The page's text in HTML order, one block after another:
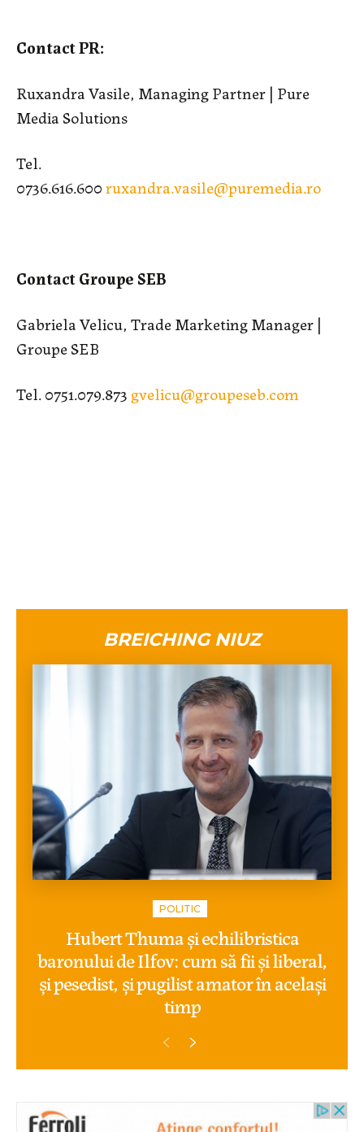
Contact PR:
Ruxandra Vasile, Managing Partner | Pure
Media Solutions
Tel.
0736.616.600ruxandra.vasile@puremedia.ro
Contact Groupe SEB
Gabriela Velicu, Trade Marketing Manager |
Groupe SEB
Tel. 0751.079.873 gvelicu@groupeseb.com
BREICHING NIUZ
POLITIC
Hubert Thuma și echilibristica
baronului de Ilfov: cum să fii și liberal,
și pesedist, și pugilist amator în același
timp